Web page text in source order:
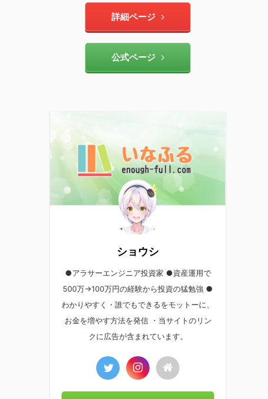
詳細ページ
公式ページ
ショウシ
●アラサーエンジニア投資家 ●資産運用で
500万→100万円の経験から投資の猛勉強 ●
わかりやすく・誰でもできるをモットーに、
お金を増やす方法を発信 ・当サイトのリン
クに広告が含まれています。